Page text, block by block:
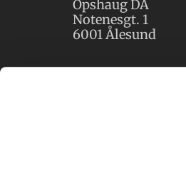
Opshaug DA
Notenesgt. 1
6001 Ålesund